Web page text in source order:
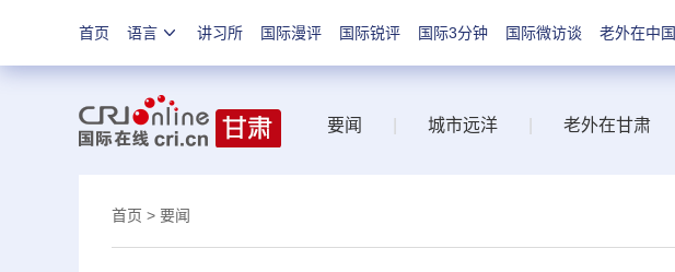
首页 语言 讲习所 国际漫评 国际锐评 国际3分钟 国际微访谈 老外在中国
要闻 城市远洋 老外在甘肃
首页 > 要闻